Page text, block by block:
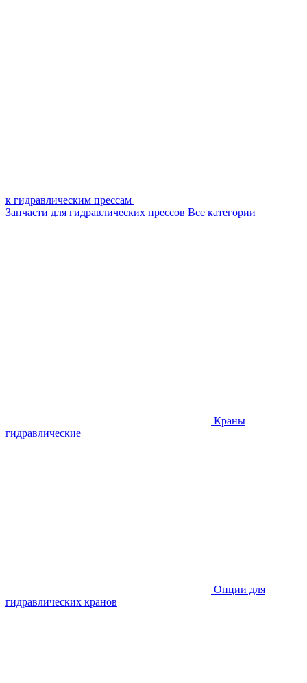
к гидравлическим прессам
Запчасти для гидравлических прессов Все категории
Краны
гидравлические
Опции для
гидравлических кранов